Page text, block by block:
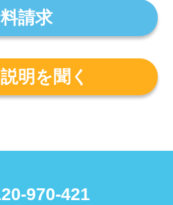
請求
明を聞く
970-421